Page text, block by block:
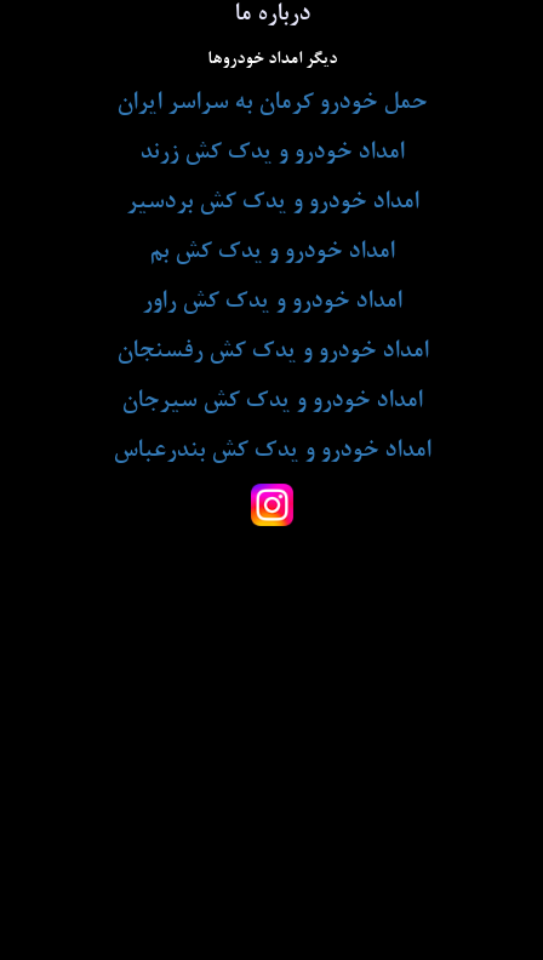
درباره ما
دیگر امداد خودروها
حمل خودرو کرمان به سراسر ایران
امداد خودرو و یدک کش زرند
امداد خودرو و یدک کش بردسیر
امداد خودرو و یدک کش بم
امداد خودرو و یدک کش راور
امداد خودرو و یدک کش رفسنجان
امداد خودرو و یدک کش سیرجان
امداد خودرو و یدک کش بندرعباس